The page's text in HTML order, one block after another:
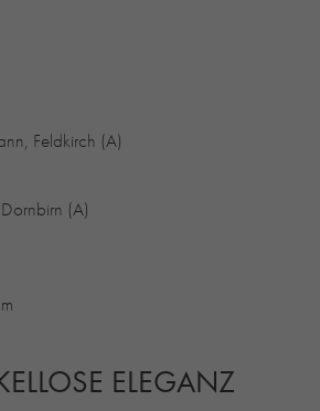
Feldkirch (A)
(A)
ELEGANZ